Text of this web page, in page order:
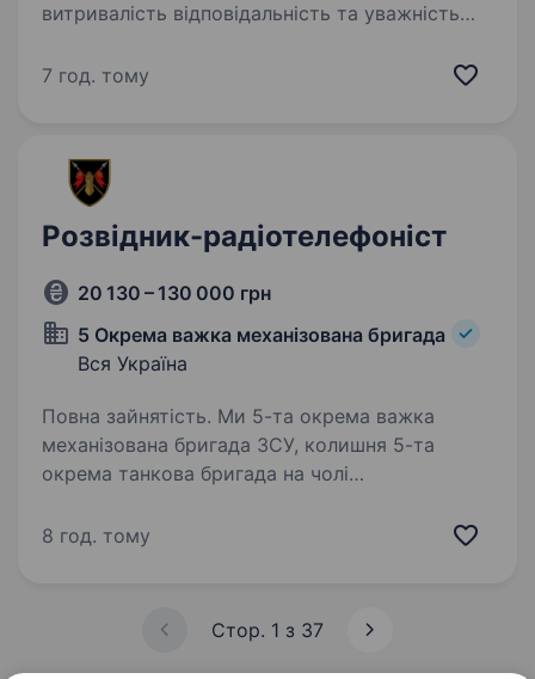
витривалість відповідальність та уважність
субординації та військової дисципліни
7 год. тому
Розвідник-радіотелефоніст
20 130 – 130 000 грн
5 Окрема важка механізована бригада
Вся Україна
Повна зайнятість. Ми 5-та окрема важка
механізована бригада ЗСУ, колишня 5-та
окрема танкова бригада на чолі
в битві за Бахмут, коли його підрозділ
8 год. тому
Стор. 1 з 37